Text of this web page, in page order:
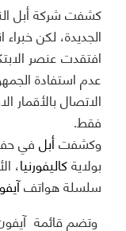
الجديدة، لكن خبراء
افتقدت عنصر
عدم استفادة
فقط.
وكشفتأبلفي
بولايةكاليفورنيا،
سلسلة هواتف